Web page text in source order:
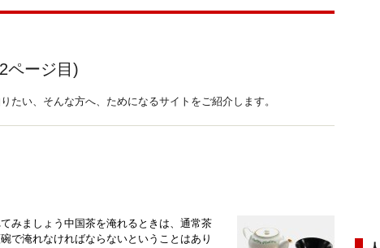
2ページ目)
たい、そんな方へ、ためになるサイトをご紹介します。
みましょう中国茶を淹れるときは、通常茶
で淹れなければならないということはあり